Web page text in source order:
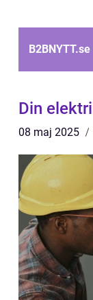
B2BNYTT.se
Din
08 maj 2025